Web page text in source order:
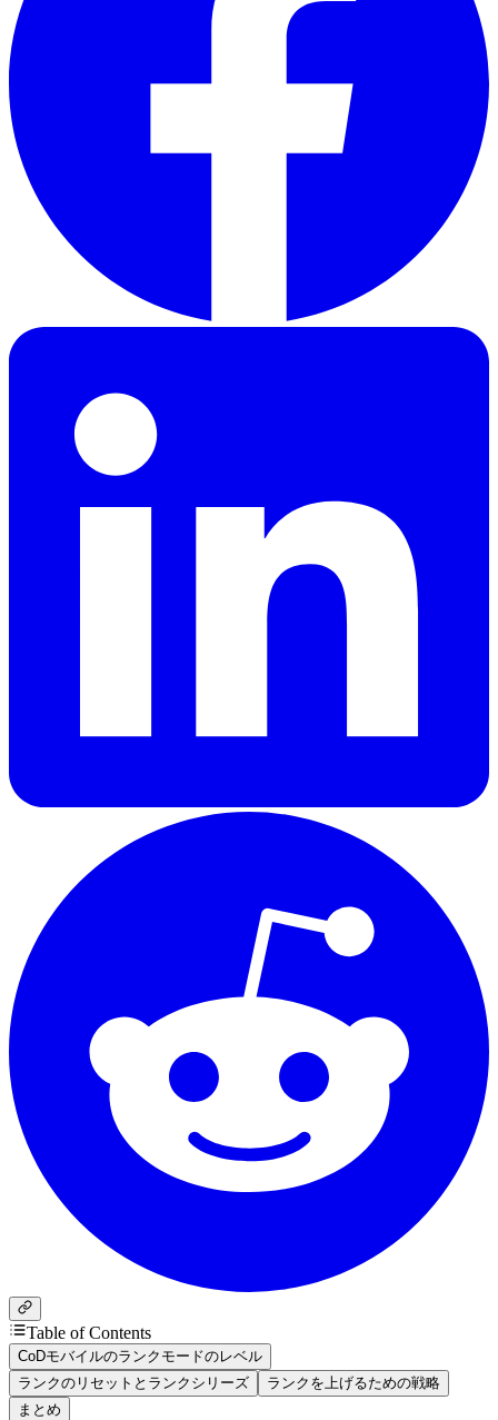
Table of Contents
CoDモバイルのランクモードのレベル
ランクのリセットとランクシリーズ
ランクを上げるための戦略
まとめ